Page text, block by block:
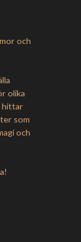
och
olika
hittar
som
och